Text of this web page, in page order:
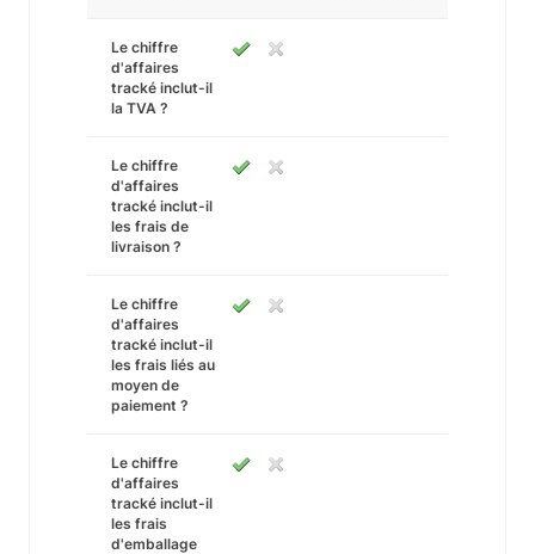
Le chiffre
d'affaires
tracké inclut-il
la TVA ?
Le chiffre
d'affaires
tracké inclut-il
les frais de
livraison ?
Le chiffre
d'affaires
tracké inclut-il
les frais liés au
moyen de
paiement ?
Le chiffre
d'affaires
tracké inclut-il
les frais
d'emballage